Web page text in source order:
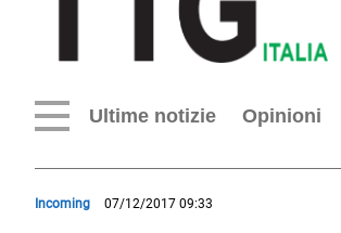
Ultime notizie Opinioni
Incoming 07/12/2017 09:33